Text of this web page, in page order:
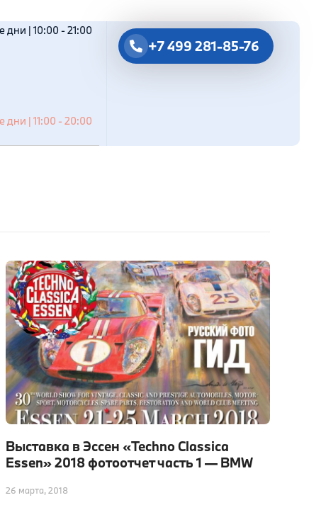
дни | 10:00 - 21:00
дни | 11:00 - 20:00
+7 499 281-85-76
Выставка в Эссен «Techno Classica
Essen» 2018 фотоотчет часть 1 — BMW
26 марта, 2018